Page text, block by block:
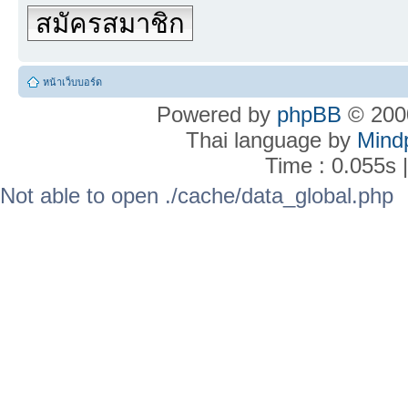
สมัครสมาชิก
หน้าเว็บบอร์ด
Powered by phpBB ©
Thai language by
Time : 0.055s
Not able to open ./cache/data_global.php